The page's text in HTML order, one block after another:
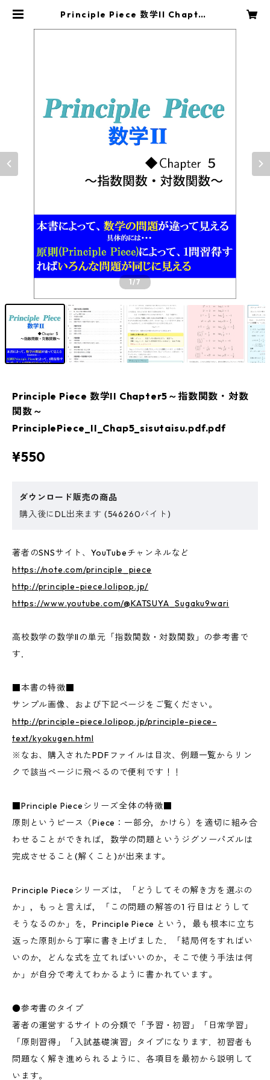
Principle Piece 数学II Chapter
1/7
Principle Piece 数学II Chapter5～指数関数・対数
関数～
PrinciplePiece_II_Chap5_sisutaisu.pdf.pdf
¥550
ダウンロード販売の商品
購入後にDL出来ます (546260バイト)
著者のSNSサイト、YouTubeチャンネルなど
https://note.com/principle_piece
http://principle-piece.lolipop.jp/
https://www.youtube.com/@KATSUYA_Sugaku9wari
高校数学の数学IIの単元「指数関数・対数関数」の参考書で
す．
■本書の特徴■
サンプル画像、および下記ページをご覧ください。
http://principle-piece.lolipop.jp/principle-piece-
text/kyokugen.html
※なお、購入されたPDFファイルは目次、例題一覧からリン
クで該当ページに飛べるので便利です！！
■Principle Pieceシリーズ全体の特徴■
原則というピース（Piece：一部分，かけら）を適切に組み合
わせることができれば，数学の問題というジグソーパズルは
完成させること(解くこと)が出来ます。
Principle Pieceシリーズは，「どうしてその解き方を選ぶの
か」，もっと言えば，「この問題の解答の1 行目はどうして
そうなるのか」を，Principle Piece という，最も根本に立ち
返った原則から丁寧に書き上げました．「結局何をすればい
いのか，どんな式を立てればいいのか，そこで使う手法は何
か」が自分で考えてわかるように書かれています。
●参考書のタイプ
著者の運営するサイトの分類で「予習・初習」「日常学習」
「原則習得」「入試基礎演習」タイプになります．初習者も
問題なく解き進められるように、各項目を最初から説明して
います。